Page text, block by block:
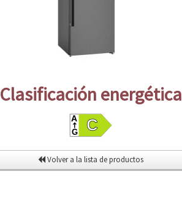
Clasificación energética
Volver a la lista de productos